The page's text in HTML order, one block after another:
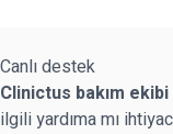
Canlı destek
Clinictus bakım ekibi
ilgili yardıma mı